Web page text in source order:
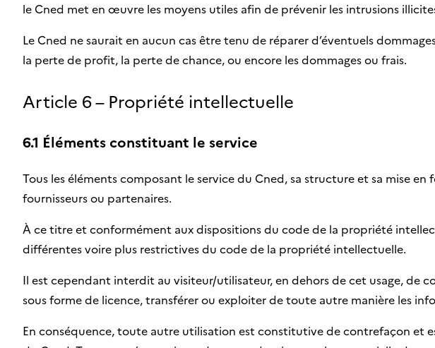
le Cned met en œuvre les moyens utiles afin de prévenir les intrusions
Le Cned ne saurait en aucun cas être tenu de réparer d’éventuels
la perte de profit, la perte de chance, ou encore les dommages ou frais.
Article 6 – Propriété intellectuelle
6.1 Éléments constituant le service
Tous les éléments composant le service du Cned, sa structure et sa mise
fournisseurs ou partenaires.
À ce titre et conformément aux dispositions du code de la propriété
différentes voire plus restrictives du code de la propriété intellectuelle.
Il est cependant interdit au visiteur/utilisateur, en dehors de cet usage, de
sous forme de licence, transférer ou exploiter de toute autre manière les
En conséquence, toute autre utilisation est constitutive de contrefaçon et